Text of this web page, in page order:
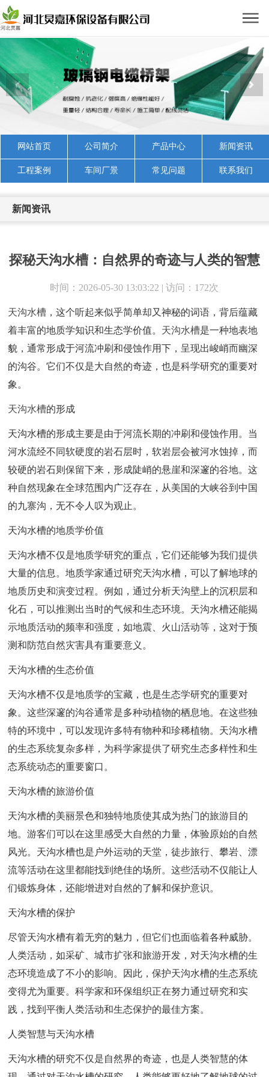
网站首页 公司简介 产品中心 新闻资讯
工程案例 车间厂景 常见问题 联系我们
新闻资讯
探秘天沟水槽：自然界的奇迹与人类的智慧
时间：2026-05-30 13:03:22 | 访问：172次
天沟水槽 ，这个听起来似乎简单却又神秘的词语，背后蕴藏
着丰富的地质学知识和生态学价值。 天沟水槽是一种地表地
貌，通常形成于河流冲刷和侵蚀作用下，呈现出峻峭而幽深
的沟谷。它们不仅是大自然的奇迹，也是科学研究的重要对
象。
天沟水槽的形成
天沟水槽的形成主要是由于河流长期的冲刷和侵蚀作用。当
河水流经不同软硬度的岩石层时，软岩层会被河水蚀掉，而
较硬的岩石则保留下来，形成陡峭的悬崖和深邃的谷地。这
种自然现象在全球范围内广泛存在，从美国的大峡谷到中国
的九寨沟，无不令人叹为观止。
天沟水槽的地质学价值
天沟水槽不仅是地质学研究的重点，它们还能够为我们提供
大量的信息。地质学家通过研究天沟水槽，可以了解地球的
地质历史和演变过程。例如，通过分析天沟壁上的沉积层和
化石，可以推测出当时的气候和生态环境。天沟水槽还能揭
示地质活动的频率和强度，如地震、火山活动等，这对于预
测和防范自然灾害具有重要意义。
天沟水槽的生态价值
天沟水槽不仅是地质学的宝藏，也是生态学研究的重要对
象。这些深邃的沟谷通常是多种动植物的栖息地。在这些独
特的环境中，可以发现许多特有物种和珍稀植物。天沟水槽
的生态系统复杂多样，为科学家提供了研究生态多样性和生
态系统动态的重要窗口。
天沟水槽的旅游价值
天沟水槽的美丽景色和独特地质使其成为热门的旅游目的
地。游客们可以在这里感受大自然的力量，体验原始的自然
风光。天沟水槽也是户外运动的天堂，徒步旅行、攀岩、漂
流等活动在这里都能找到绝佳的场所。这些活动不仅能让人
们锻炼身体，还能增进对自然的了解和保护意识。
天沟水槽的保护
尽管天沟水槽有着无穷的魅力，但它们也面临着各种威胁。
人类活动，如采矿、城市扩张和旅游开发，对天沟水槽的生
态环境造成了不小的影响。因此，保护天沟水槽的生态系统
变得尤为重要。科学家和环保组织正在努力通过研究和实
践，找到平衡人类活动和生态保护的最佳方案。
人类智慧与天沟水槽
天沟水槽的研究不仅是自然界的奇迹，也是人类智慧的体